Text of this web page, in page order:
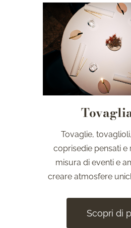
Tovaglie,
coprisedie pensati e
misura di eventi e
creare atmosfere
Scopri di